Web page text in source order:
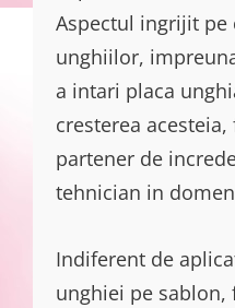
Aspectul ingrijit pe
unghiilor,
a intari placa
cresterea
partener de
tehnician in
Indiferent de
unghiei pe sablon,